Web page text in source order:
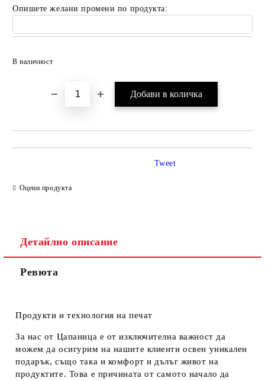
Опишете желани промени по продукта:
В наличност
Оцени продукта
Tweet
Детайлно описание
Ревюта
Продукти и технология на печат
За нас от Цапаница е от изключителна важност да
можем да осигурим на нашите клиенти освен уникален
подарък, също така и комфорт и дълъг живот на
продуктите. Това е причината от самото начало да